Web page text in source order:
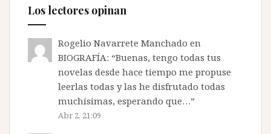
Los lectores opinan
Rogelio Navarrete Manchado en
BIOGRAFÍA: “Buenas, tengo todas tus
novelas desde hace tiempo me propuse
leerlas todas y las he disfrutado todas
muchísimas, esperando que…”
Abr 2, 21:09